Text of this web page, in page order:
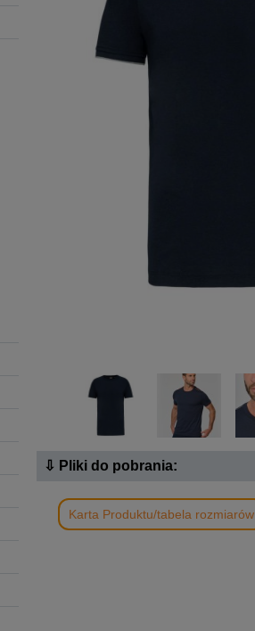
⇩ Pliki do pobrania:
Karta Produktu/tabela rozmiarów